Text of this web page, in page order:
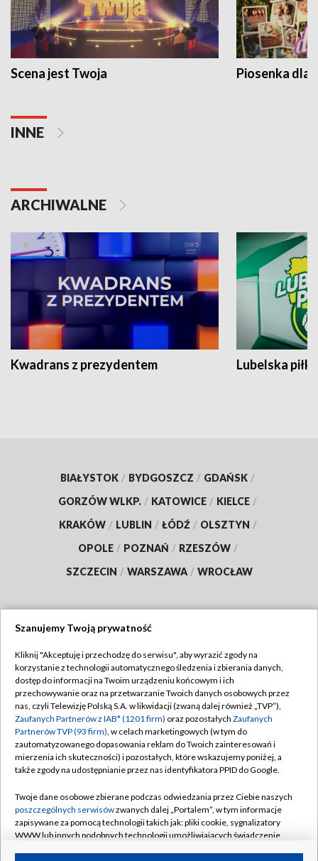
Scena jest Twoja Piosenka dla
INNE
ARCHIWALNE
Kwadrans z prezydentem Lubelska piłka
BIAŁYSTOK / BYDGOSZCZ / GDAŃSK /
GORZÓW WLKP. / KATOWICE / KIELCE /
KRAKÓW / LUBLIN / ŁÓDŹ / OLSZTYN /
OPOLE / POZNAŃ / RZESZÓW /
SZCZECIN / WARSZAWA / WROCŁAW
TVP
Abonament TVP
Emisja w TVP
Centrum informacji TVP
Naziemna Telewizja Cyfrowa
Rada Programowa
System NOS
Informacje o nadawcy
Regulamin TVP
Polityka prywatności
Moje zgody
Pomoc
Kontakt
Kanały
Szanujemy Twoją prywatność
Kliknij "Akceptuję i przechodzę do serwisu", aby wyrazić zgody na
korzystanie z technologii automatycznego śledzenia i zbierania danych,
dostęp do informacji na Twoim urządzeniu końcowym i ich
przechowywanie oraz na przetwarzanie Twoich danych osobowych przez
nas, czyli Telewizję Polską S.A. w likwidacji (zwaną dalej również „TVP”),
Zaufanych Partnerów z IAB* (1201 firm) oraz pozostałych Zaufanych
Partnerów TVP (93 firm), w celach marketingowych (w tym do
zautomatyzowanego dopasowania reklam do Twoich zainteresowań i
mierzenia ich skuteczności) i pozostałych, które wskazujemy poniżej, a
także zgody na udostępnianie przez nas identyfikatora PPID do Google.
Twoje dane osobowe zbierane podczas odwiedzania przez Ciebie naszych
poszczególnych serwisówzwanych dalej „Portalem”, w tym informacje
zapisywane za pomocą technologii takich jak: pliki cookie, sygnalizatory
WWW lub innych podobnych technologii umożliwiających świadczenie